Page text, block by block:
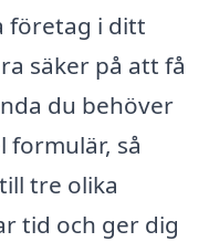
företag i ditt
säker på att få
du behöver
formulär, så
tre olika
tid och ger dig